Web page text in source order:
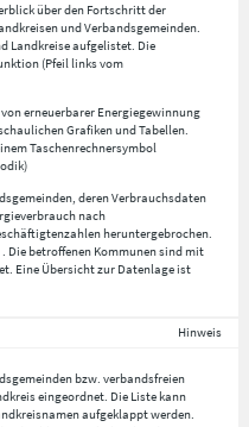
über den Fortschritt der
und Verbandsgemeinden.
Landkreise aufgelistet. Die
(Pfeil links vom
erneuerbarer Energiegewinnung
Grafiken und Tabellen.
Taschenrechnersymbol
deren Verbrauchsdaten
nach
heruntergebrochen.
. Die betroffenen Kommunen sind mit
Eine Übersicht zur Datenlage ist
Hinweis
bzw. verbandsfreien
eingeordnet. Die Liste kann
aufgeklappt werden.